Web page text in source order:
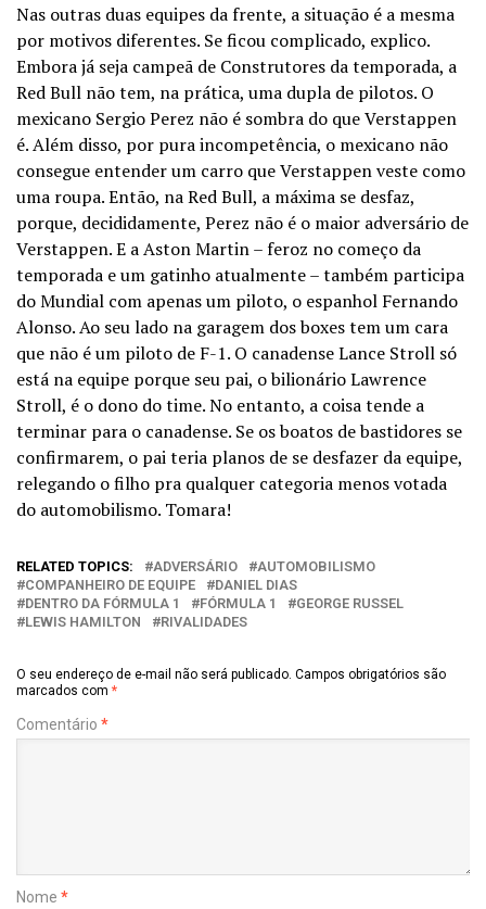
Nas outras duas equipes da frente, a situação é a mesma
por motivos diferentes. Se ficou complicado, explico.
Embora já seja campeã de Construtores da temporada, a
Red Bull não tem, na prática, uma dupla de pilotos. O
mexicano Sergio Perez não é sombra do que Verstappen
é. Além disso, por pura incompetência, o mexicano não
consegue entender um carro que Verstappen veste como
uma roupa. Então, na Red Bull, a máxima se desfaz,
porque, decididamente, Perez não é o maior adversário de
Verstappen. E a Aston Martin – feroz no começo da
temporada e um gatinho atualmente – também participa
do Mundial com apenas um piloto, o espanhol Fernando
Alonso. Ao seu lado na garagem dos boxes tem um cara
que não é um piloto de F-1. O canadense Lance Stroll só
está na equipe porque seu pai, o bilionário Lawrence
Stroll, é o dono do time. No entanto, a coisa tende a
terminar para o canadense. Se os boatos de bastidores se
confirmarem, o pai teria planos de se desfazer da equipe,
relegando o filho pra qualquer categoria menos votada
do automobilismo. Tomara!
RELATED TOPICS: ADVERSÁRIO
AUTOMOBILISMO
COMPANHEIRO DE EQUIPE
DANIEL DIAS
DENTRO DA FÓRMULA 1
FÓRMULA 1
GEORGE RUSSEL
LEWIS HAMILTON
RIVALIDADES
O seu endereço de e-mail não será publicado. Campos obrigatórios são
marcados com *
Comentário *
Nome *